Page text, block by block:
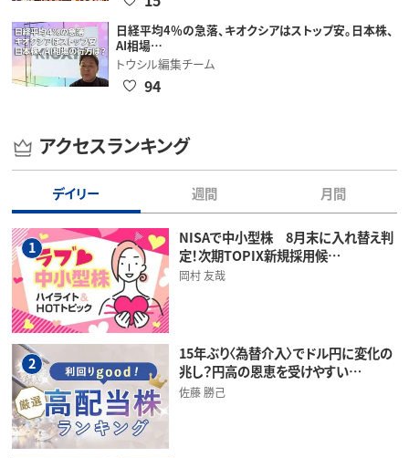
日経平均4％の急落、キオクシアはストップ安。日本株、
AI相場…
トウシル編集チーム
94
アクセスランキング
デイリー 週間 月間
1
NISAで中小型株 8月末に入れ替え判
定！次期TOPIX新規採用候…
岡村 友哉
2
15年ぶり〈為替介入〉でドル円に変化の
兆し？円高の恩恵を受けやすい…
佐藤 勝己